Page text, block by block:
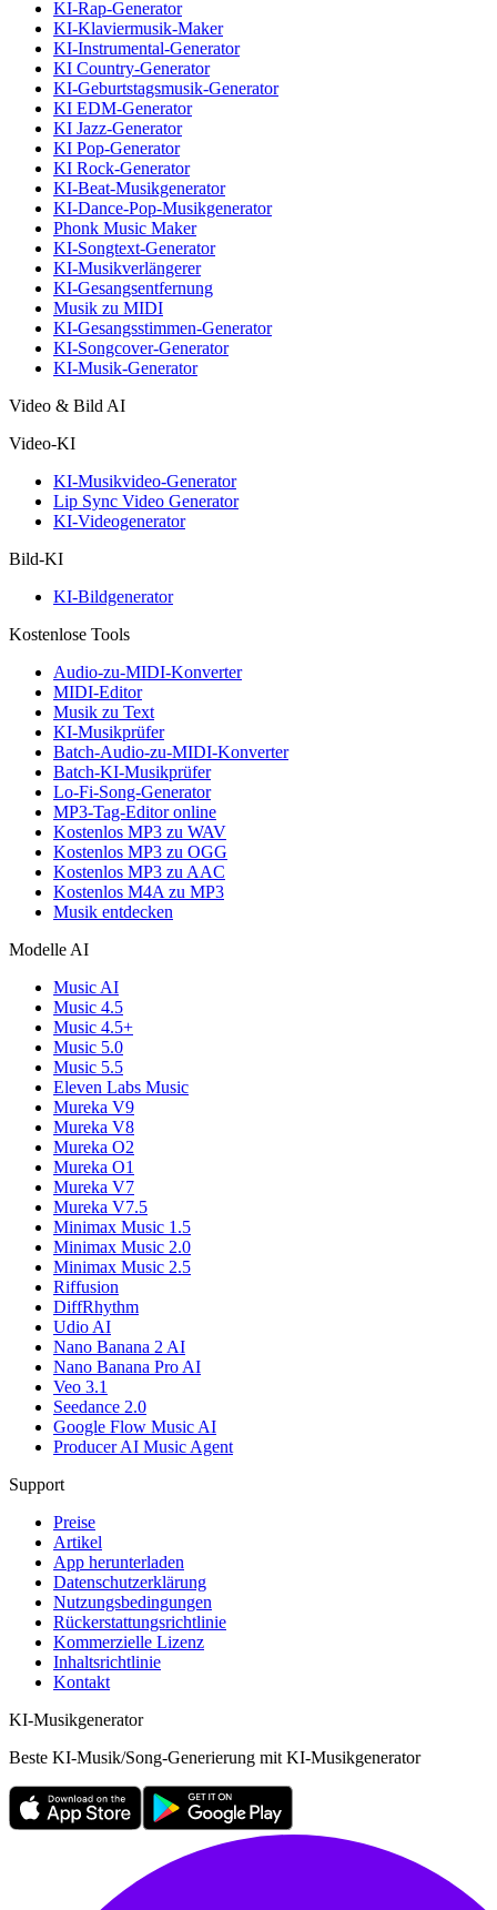
KI-Rap-Generator
KI-Klaviermusik-Maker
KI-Instrumental-Generator
KI Country-Generator
KI-Geburtstagsmusik-Generator
KI EDM-Generator
KI Jazz-Generator
KI Pop-Generator
KI Rock-Generator
KI-Beat-Musikgenerator
KI-Dance-Pop-Musikgenerator
Phonk Music Maker
KI-Songtext-Generator
KI-Musikverlängerer
KI-Gesangsentfernung
Musik zu MIDI
KI-Gesangsstimmen-Generator
KI-Songcover-Generator
KI-Musik-Generator
Video & Bild AI
Video-KI
KI-Musikvideo-Generator
Lip Sync Video Generator
KI-Videogenerator
Bild-KI
KI-Bildgenerator
Kostenlose Tools
Audio-zu-MIDI-Konverter
MIDI-Editor
Musik zu Text
KI-Musikprüfer
Batch-Audio-zu-MIDI-Konverter
Batch-KI-Musikprüfer
Lo-Fi-Song-Generator
MP3-Tag-Editor online
Kostenlos MP3 zu WAV
Kostenlos MP3 zu OGG
Kostenlos MP3 zu AAC
Kostenlos M4A zu MP3
Musik entdecken
Modelle AI
Music AI
Music 4.5
Music 4.5+
Music 5.0
Music 5.5
Eleven Labs Music
Mureka V9
Mureka V8
Mureka O2
Mureka O1
Mureka V7
Mureka V7.5
Minimax Music 1.5
Minimax Music 2.0
Minimax Music 2.5
Riffusion
DiffRhythm
Udio AI
Nano Banana 2 AI
Nano Banana Pro AI
Veo 3.1
Seedance 2.0
Google Flow Music AI
Producer AI Music Agent
Support
Preise
Artikel
App herunterladen
Datenschutzerklärung
Nutzungsbedingungen
Rückerstattungsrichtlinie
Kommerzielle Lizenz
Inhaltsrichtlinie
Kontakt
KI-Musikgenerator
Beste KI-Musik/Song-Generierung mit KI-Musikgenerator